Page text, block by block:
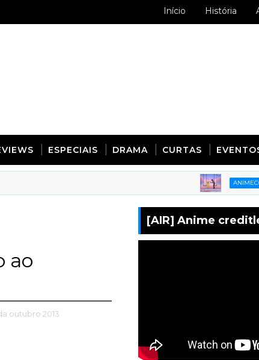
Início História
ESPECIAIS DRAMA CURTAS
ANIMECOTE
ao
outubro 2013
[AIR] Anime